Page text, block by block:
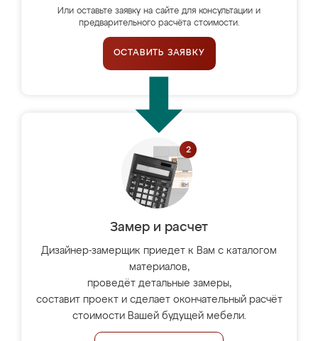
Или оставьте заявку на сайте для консультации и
предварительного расчёта стоимости.
ОСТАВИТЬ ЗАЯВКУ
Замер и расчет
Дизайнер-замерщик приедет к Вам с каталогом
материалов,
проведёт детальные замеры,
составит проект и сделает окончательный расчёт
стоимости Вашей будущей мебели.